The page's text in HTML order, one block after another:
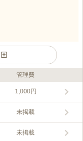
管理費
1,000円
未掲載
未掲載